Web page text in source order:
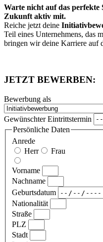
Warte nicht auf das perfekte
Zukunft aktiv mit.
Reiche jetzt deine
Teil eines Unternehmens, das
bringen wir deine Karriere auf
JETZT BEWERBEN:
Bewerbung als
Gewünschter Eintrittstermin
Persönliche Daten
Anrede
Herr
Frau
Vorname
Nachname
Geburtsdatum
Nationalität
Straße
PLZ
Stadt